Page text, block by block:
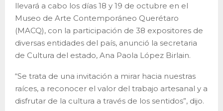
llevará a cabo los días 18 y 19 de octubre en el
Museo de Arte Contemporáneo Querétaro
(MACQ), con la participación de 38 expositores de
diversas entidades del país, anunció la secretaria
de Cultura del estado, Ana Paola López Birlain.
“Se trata de una invitación a mirar hacia nuestras
raíces, a reconocer el valor del trabajo artesanal y a
disfrutar de la cultura a través de los sentidos”, dijo.